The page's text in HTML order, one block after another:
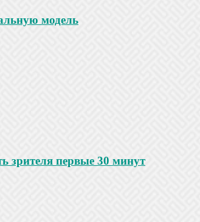
модель
зрителя первые 30 минут